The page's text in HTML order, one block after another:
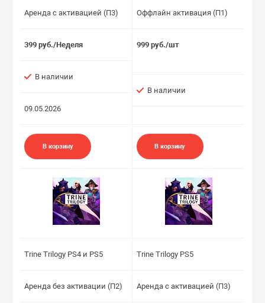
Аренда с активацией (П3)
399 руб./Неделя
В наличии
09.05.2026
В корзину
Оффлайн активация (П1)
999 руб./шт
В наличии
В корзину
Trine Trilogy PS4 и PS5
Аренда без активации (П2)
Trine Trilogy PS5
Аренда с активацией (П3)